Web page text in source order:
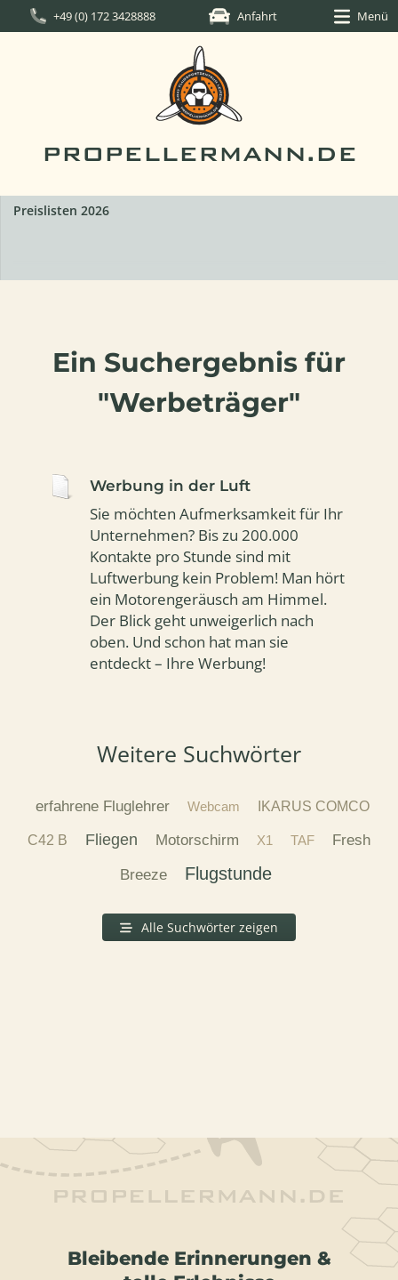
+49 (0) 172 3428888 Anfahrt Menü
PROPELLERMANN.DE
Preislisten 2026
Ein Suchergebnis für
"Werbeträger"
Werbung in der Luft
Sie möchten Aufmerksamkeit für Ihr
Unternehmen? Bis zu 200.000
Kontakte pro Stunde sind mit
Luftwerbung kein Problem! Man hört
ein Motorengeräusch am Himmel.
Der Blick geht unweigerlich nach
oben. Und schon hat man sie
entdeckt – Ihre Werbung!
Weitere Suchwörter
erfahrene Fluglehrer Webcam IKARUS COMCO
C42 B Fliegen Motorschirm X1 TAF Fresh
Breeze Flugstunde
Alle Suchwörter zeigen
Bleibende Erinnerungen &